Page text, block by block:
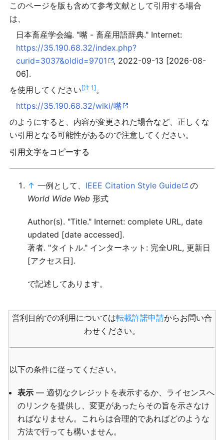
このページを版も含めて参考文献として引用する場合
は、
日本畜産学会編. "嘴 - 畜産用語辞典." Internet:
https://35.190.68.32/index.php?
curid=3037&oldid=9701
, 2022-09-13 [2026-08-
06].
を使用してください[注 1]。
https://35.190.68.32/wiki/嘴
のようにすると、内容が変更された場合など、正しくな
い引用となる可能性があるので注意してください。
引用文字をコピーする
↑ 一例として、 IEEE Citation Style Guide
の
World Wide Web 形式
Author(s). "Title." Internet: complete URL, date
updated [date accessed].
著者. "タイトル." インターネット: 完全URL, 更新日
[アクセス日].
で記述してあります。
営利目的での利用については転載許諾申請からお問い合
わせください。
以下の条件に従ってください。
表示 — 適切なクレジットを表示するか、ライセンスへ
のリンクを提供し、変更があったらその旨を示さなけ
ればなりません。これらは合理的であればどのような
方法で行っても構いません。